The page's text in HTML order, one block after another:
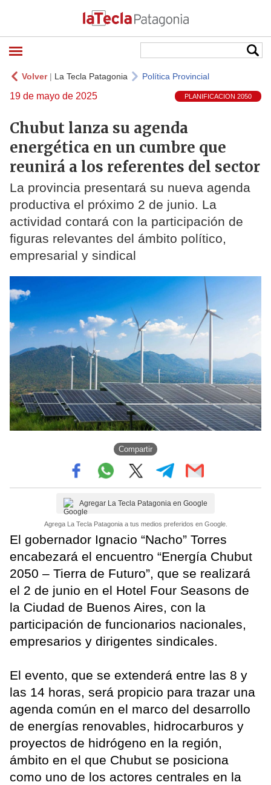
Volver| La Tecla Patagonia Política Provincial
19 de mayo de 2025 PLANIFICACION 2050
Chubut lanza su agenda
energética en un cumbre que
reunirá a los referentes del sector
La provincia presentará su nueva agenda
productiva el próximo 2 de junio. La
actividad contará con la participación de
figuras relevantes del ámbito político,
empresarial y sindical
Compartir
Agregar La Tecla Patagonia en Google
Agrega La Tecla Patagonia a tus medios preferidos en Google.
El gobernador Ignacio “Nacho” Torres
encabezará el encuentro “Energía Chubut
2050 – Tierra de Futuro”, que se realizará
el 2 de junio en el Hotel Four Seasons de
la Ciudad de Buenos Aires, con la
participación de funcionarios nacionales,
empresarios y dirigentes sindicales.
El evento, que se extenderá entre las 8 y
las 14 horas, será propicio para trazar una
agenda común en el marco del desarrollo
de energías renovables, hidrocarburos y
proyectos de hidrógeno en la región,
ámbito en el que Chubut se posiciona
como uno de los actores centrales en la